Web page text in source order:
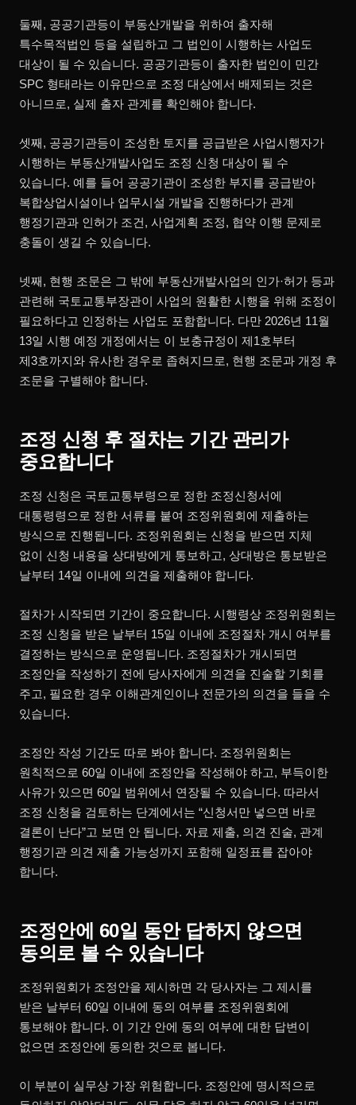
둘째, 공공기관등이 부동산개발을 위하여 출자해
특수목적법인 등을 설립하고 그 법인이 시행하는 사업도
대상이 될 수 있습니다. 공공기관등이 출자한 법인이 민간
SPC 형태라는 이유만으로 조정 대상에서 배제되는 것은
아니므로, 실제 출자 관계를 확인해야 합니다.
셋째, 공공기관등이 조성한 토지를 공급받은 사업시행자가
시행하는 부동산개발사업도 조정 신청 대상이 될 수
있습니다. 예를 들어 공공기관이 조성한 부지를 공급받아
복합상업시설이나 업무시설 개발을 진행하다가 관계
행정기관과 인허가 조건, 사업계획 조정, 협약 이행 문제로
충돌이 생길 수 있습니다.
넷째, 현행 조문은 그 밖에 부동산개발사업의 인가·허가 등과
관련해 국토교통부장관이 사업의 원활한 시행을 위해 조정이
필요하다고 인정하는 사업도 포함합니다. 다만 2026년 11월
13일 시행 예정 개정에서는 이 보충규정이 제1호부터
제3호까지와 유사한 경우로 좁혀지므로, 현행 조문과 개정 후
조문을 구별해야 합니다.
조정 신청 후 절차는 기간 관리가
중요합니다
조정 신청은 국토교통부령으로 정한 조정신청서에
대통령령으로 정한 서류를 붙여 조정위원회에 제출하는
방식으로 진행됩니다. 조정위원회는 신청을 받으면 지체
없이 신청 내용을 상대방에게 통보하고, 상대방은 통보받은
날부터 14일 이내에 의견을 제출해야 합니다.
절차가 시작되면 기간이 중요합니다. 시행령상 조정위원회는
조정 신청을 받은 날부터 15일 이내에 조정절차 개시 여부를
결정하는 방식으로 운영됩니다. 조정절차가 개시되면
조정안을 작성하기 전에 당사자에게 의견을 진술할 기회를
주고, 필요한 경우 이해관계인이나 전문가의 의견을 들을 수
있습니다.
조정안 작성 기간도 따로 봐야 합니다. 조정위원회는
원칙적으로 60일 이내에 조정안을 작성해야 하고, 부득이한
사유가 있으면 60일 범위에서 연장될 수 있습니다. 따라서
조정 신청을 검토하는 단계에서는 “신청서만 넣으면 바로
결론이 난다”고 보면 안 됩니다. 자료 제출, 의견 진술, 관계
행정기관 의견 제출 가능성까지 포함해 일정표를 잡아야
합니다.
조정안에 60일 동안 답하지 않으면
동의로 볼 수 있습니다
조정위원회가 조정안을 제시하면 각 당사자는 그 제시를
받은 날부터 60일 이내에 동의 여부를 조정위원회에
통보해야 합니다. 이 기간 안에 동의 여부에 대한 답변이
없으면 조정안에 동의한 것으로 봅니다.
이 부분이 실무상 가장 위험합니다. 조정안에 명시적으로